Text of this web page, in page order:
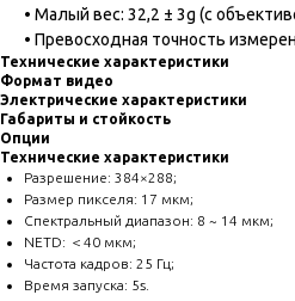
• Малый вес: 32,2 ± 3g (с
• Превосходная точность
Технические характеристики
Формат видео
Электрические характеристики
Габариты и стойкость
Опции
Технические характеристики
Разрешение: 384×288;
Размер пикселя: 17 мкм;
Спектральный диапазон: 8 ~ 14 мкм;
NETD: ＜40 мкм;
Частота кадров: 25 Гц;
Время запуска: 5s.